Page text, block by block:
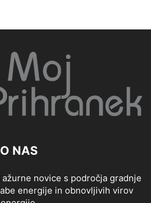
O NAS
novice s področja gradnje
energije in obnovljivih virov